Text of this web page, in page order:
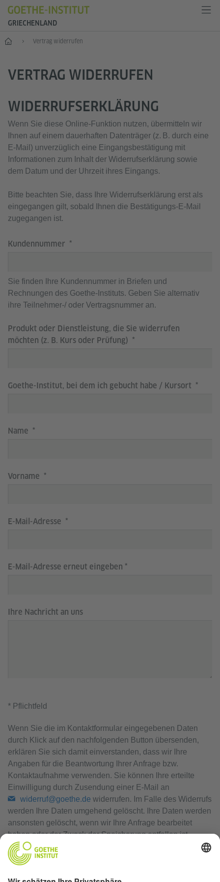
GRIECHENLAND
Start Vertrag widerrufen
VERTRAG WIDERRUFEN
WIDERRUFSERKLÄRUNG
Wenn Sie diese Online‑Funktion nutzen, übermitteln wir
Ihnen auf einem dauerhaften Datenträger (z. B. durch eine
E‑Mail) unverzüglich eine Eingangsbestätigung mit
Informationen zum Inhalt der Widerrufserklärung sowie
dem Datum und der Uhrzeit ihres Eingangs.
Bitte beachten Sie, dass Ihre Widerrufserklärung erst als
eingegangen gilt, sobald Ihnen die Bestätigungs‑E‑Mail
zugegangen ist.
Kundennummer
Sie finden Ihre Kundennummer in Briefen und
Rechnungen des Goethe-Instituts. Geben Sie alternativ
ihre Teilnehmer-/ oder Vertragsnummer an.
Produkt oder Dienstleistung, die Sie widerrufen
möchten (z. B. Kurs oder Prüfung)
Goethe-Institut, bei dem ich gebucht habe / Kursort
Name
Vorname
E-Mail-Adresse
E-Mail-Adresse erneut eingeben
Ihre Nachricht an uns
* Pflichtfeld
Wenn Sie die im Kontaktformular eingegebenen Daten
durch Klick auf den nachfolgenden Button übersenden,
erklären Sie sich damit einverstanden, dass wir Ihre
Angaben für die Beantwortung Ihrer Anfrage bzw.
Kontaktaufnahme verwenden. Sie können Ihre erteilte
Einwilligung durch Zusendung einer E-Mail an
widerruf@goethe.de widerrufen. Im Falle des Widerrufs
werden Ihre Daten umgehend gelöscht. Ihre Daten werden
ansonsten gelöscht, wenn wir Ihre Anfrage bearbeitet
haben oder der Zweck der Speicherung entfallen ist.
Datenschutzerklärung